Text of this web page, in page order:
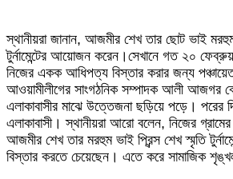
স্থানীয়রা জানান, আজমীর শেখ তার ছোট ভাই
টুর্নামেন্টের আয়োজন করেন।সেখানে গত ২০
নিজের একক আধিপত্য বিস্তার করার জন্য
আওয়ামীলীগের সাংগঠনিক সম্পাদক আলী আজগর
এলাকাবাসীর মাঝে উত্তেজনা ছড়িয়ে পড়ে। পরের
এলাকাবাসী। স্থানীয়রা আরো বলেন, নিজের
আজমীর শেখ তার মরহুম ভাই প্রিন্স শেখ স্মৃতি
বিস্তার করতে চেয়েছেন। এতে করে সামাজিক